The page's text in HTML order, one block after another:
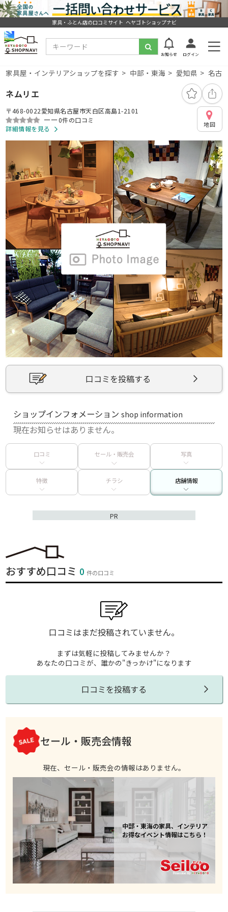
家具・ふとん店の口コミサイト ヘヤゴトショップナビ
お知らせ ログイン
家具屋・インテリアショップを探す 中部・東海 愛知県 名古
ネムリエ
〒468-0022愛知県名古屋市天白区高島1-2101
ーー0件の口コミ
詳細情報を見る
地図
口コミを投稿する
ショップインフォメーションshop information
現在お知らせはありません。
口コミ セール・販売会 写真
特徴 チラシ 店舗情報
PR
おすすめ口コミ 0件の口コミ
口コミはまだ投稿されていません。
まずは気軽に投稿してみませんか？
あなたの口コミが、誰かの"きっかけ"になります
口コミを投稿する
セール・販売会情報
現在、セール・販売会の情報はありません。
中部・東海の家具、インテリア
お得なイベント情報はこちら！